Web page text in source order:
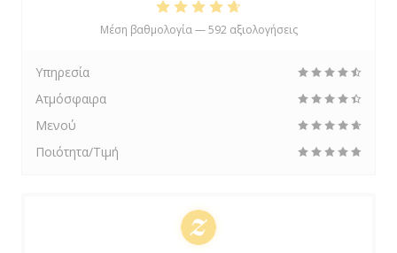
Μέση βαθμολογία —592 αξιολογήσεις
Υπηρεσία
Ατμόσφαιρα
Μενού
Ποιότητα/Τιμή